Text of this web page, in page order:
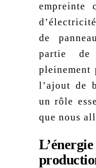
empreinte
de
partie de
pleinement
l’ajout de
un rôle
que nous